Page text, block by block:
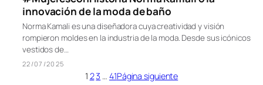
innovación de la moda de baño
Norma Kamali es una diseñadora cuya creatividad y visión
rompieron moldes en la industria de la moda. Desde sus icónicos
vestidos de…
22/07/2025
1 23 … 41Página siguiente